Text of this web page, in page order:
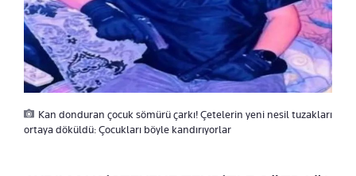
Kan donduran çocuk sömürü çarkı! Çetelerin yeni nesil tuzakları
ortaya döküldü: Çocukları böyle kandırıyorlar